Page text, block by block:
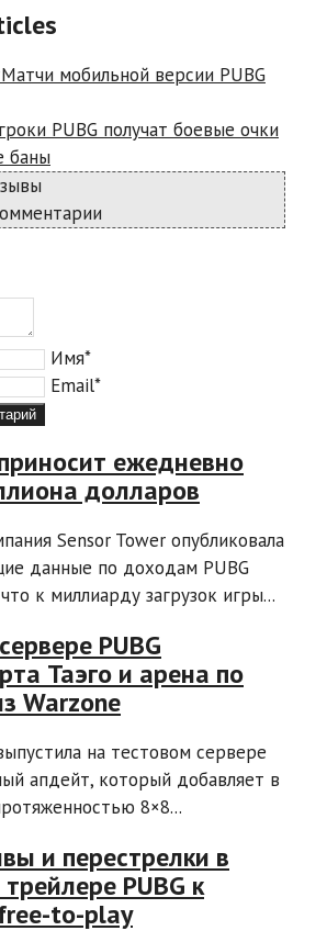
Матчи мобильной версии PUBG
PUBG получат боевые очки
баны
Имя*
Email*
ежедневно
долларов
Sensor Tower опубликовала
данные по доходам PUBG
к миллиарду загрузок игры...
PUBG
Таэго и арена по
Warzone
на тестовом сервере
апдейт, который добавляет в
8×8...
и перестрелки в
PUBG к
to-play